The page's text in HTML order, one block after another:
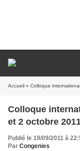
Accueil » Colloque
Colloque
et 2 octobre
Publié le 19/09/2011 à
Par Congenies